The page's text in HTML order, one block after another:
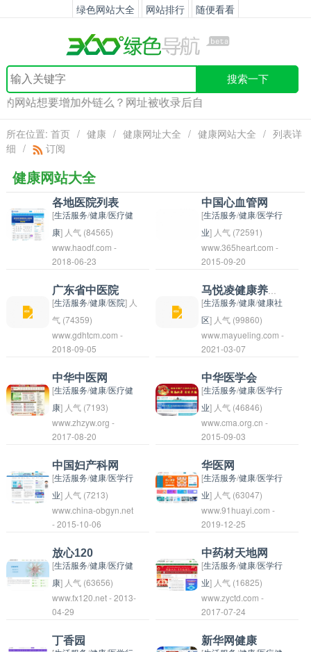
绿色网站大全 网站排行 随便看看
搜索一下
网站想要增加外链么？网址被收录后自动生成点评详情页，
所在位置: 首页 / 健康 / 健康网址大全 / 健康网站大全 / 列表详
细 / 订阅
健康网站大全
各地医院列表
[生活服务/健康/医疗健
康] 人气 (84565)
以下是不同地区的医院
列表： 1. 北京市： - 北
京协和医院 - 北京大学
人民医院 - 北京中日友
好医院 - 北京安贞医院
- 北京天坛医院 2. 上海
市： - 上海交通大学医
学院附属仁济医院 - 上
海华东医院 - 上海中山
医院 - 上海市第一人民
医院 - 上海市儿童医院
3. 广州市： - 中山大学
附属第一医院 - 广州医
科大学附属第一医院 -
广东省人民医院 - 广东
省中医院 - 广州市妇女
儿童医疗中心 4. 成都
市： - 四川大学华西医
院 - 成都市第一人民医
院 - 四川省人民医院 -
四川大学华西第二医院
- 成都市妇女儿童中心
民医院 - 深圳大学附属
www.haodf.com -
2018-06-23
中国心血管网
[生活服务/健康/医学行
业] 人气 (72591)
中国心血管网
（Chinese
Cardiovascular
Network，CCN）是一
个致力于心血管疾病领
域的专业网络平台，提
供心血管医学领域的最
新资讯、学术研究成
果、临床指南、学术交
流等服务。该网站旨在
促进心血管领域医生、
研究者、患者之间的交
流与合作，推动心血管
医学领域的发展和进
步。
www.365heart.com -
2015-09-20
广东省中医院
[生活服务/健康/医院] 人
气 (74359)
广东省中医院是广东省
政府属下的一家综合性
中医医院，主要提供中
医药治疗和康复服务。
该院拥有一支专业的中
医医疗团队，设备先
进，治疗技术先进。服
务范围包括中医内科、
中医外科、中医妇科、
中医儿科等多个科室。
广东省中医院致力于传
承和发扬中医药的传
统，积极开展中医药文
化宣传和教育工作，为
广大患者提供高质量的
医疗服务。
www.gdhtcm.com -
2018-09-05
[生活服务/健康/健康社
区] 人气 (99860)
一个专注于健康养生领
域的网站，提供各种健
康养生知识、方法和技
巧的分享和指导。用户
可以在网站上获取健康
资讯、健康食谱、健康
生活方式等内容，帮助
他们改善生活质量，提
升健康水平。马悦凌健
康养生网致力于帮助用
户建立健康的生活习
惯，使他们拥有健康的
身心。
www.mayueling.com -
2021-03-07
中华中医网
[生活服务/健康/医疗健
康] 人气 (7193)
一个中医领域的在线平
台，提供中医理论、诊
疗技术、药材知识等信
息，致力于推广中医文
化和中医药理念。用户
可以在网站上获取关于
中医治疗方法、保健养
生知识等内容，了解中
医药的发展历史和传统
医学的独特魅力。
www.zhzyw.org -
2017-08-20
中华医学会
[生活服务/健康/医学行
业] 人气 (46846)
中华医学会是中国最大
的医学学术组织之一，
成立于1925年，是由
医学专家、医学教育工
作者、医院管理者等组
成的专业组织。中华医
学会致力于促进医学科
学的发展，推动医学教
育和医疗实践的进步，
提高全民健康水平。该
组织定期举办医学会
议、学术研讨会、医学
培训等活动，促进专家
www.cma.org.cn -
2015-09-03
中国妇产科网
[生活服务/健康/医学行
业] 人气 (7213)
中国妇产科网是一个提
供妇产科相关信息和服
务的专业网站。它为用
户提供妇产科疾病知
识、专家咨询、在线问
诊等内容，致力于为女
性提供全面的健康保健
信息和服务。用户可以
www.china-obgyn.net
- 2015-10-06
华医网
[生活服务/健康/医学行
业] 人气 (63047)
华医网是一个健康医疗
服务平台，为用户提供
在线医生咨询、预约挂
号、健康资讯等服务。
用户可以通过该平台寻
找医生进行线上咨询和
预约就诊，方便快捷地
获取医疗服务。同时，
www.91huayi.com -
2019-12-25
放心120
[生活服务/健康/医疗健
康] 人气 (63656)
放心120是一种消费者
保护服务，提供帮助消
费者解决消费纠纷的平
www.fx120.net - 2013-
04-29
中药材天地网
[生活服务/健康/医学行
业] 人气 (16825)
中药材天地网 是一个中
药材电子商务平台，主
要提供中药材产品的购
www.zyctd.com -
2017-07-24
丁香园
新华网健康